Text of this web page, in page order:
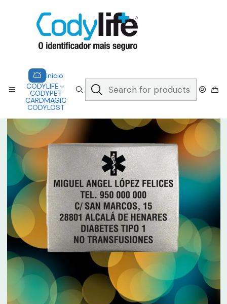
Início
CODYLIFE
CODYPET
CARDMAGIC
CODYLOST
A CODYLIFE PERMITE AOS SOCORRISTAS ACEDER
INSTANTANEAMENTE AOS SEUS DADOS ATRAVÉS DE UM QR CODE
Saber mais